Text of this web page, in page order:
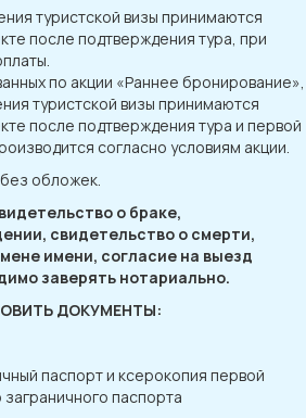
туристской визы принимаются
после подтверждения тура, при
по акции «Раннее бронирование»,
туристской визы принимаются
после подтверждения тура и первой
согласно условиям акции.
обложек.
о браке,
свидетельство о смерти,
имени, согласие на выезд
заверять нотариально.
ДОКУМЕНТЫ:
паспорт и ксерокопия первой
паспорта